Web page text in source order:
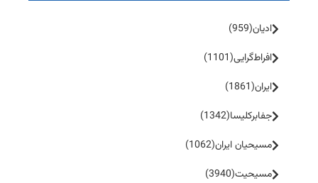
ادیان(959)
افراط‌گرایی(1101)
ایران(1861)
جفا‌بر‌کلیسا(1342)
مسیحیان ایران(1062)
مسیحیت(3940)